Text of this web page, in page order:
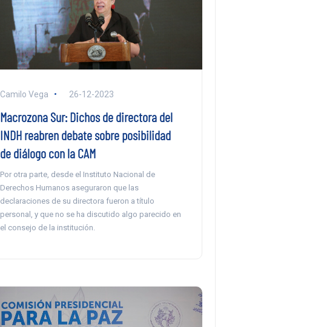
Camilo Vega 26-12-2023
Macrozona Sur: Dichos de directora del
INDH reabren debate sobre posibilidad
de diálogo con la CAM
Por otra parte, desde el Instituto Nacional de
Derechos Humanos aseguraron que las
declaraciones de su directora fueron a título
personal, y que no se ha discutido algo parecido en
el consejo de la institución.